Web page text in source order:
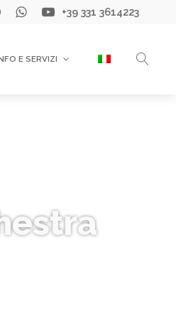
+39 331 3614223
E SERVIZI